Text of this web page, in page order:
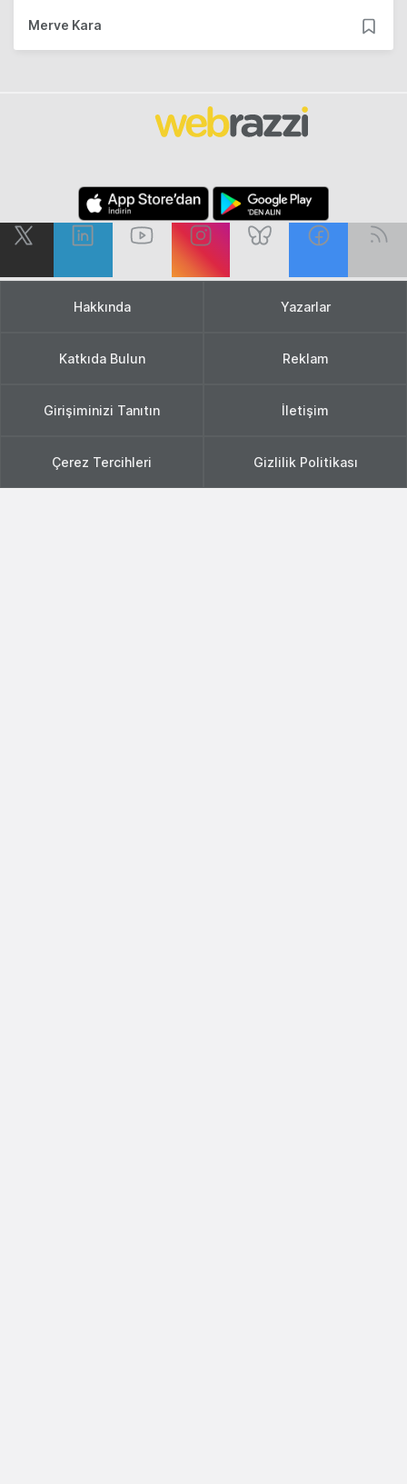
Merve Kara
Hakkında Yazarlar
Katkıda Bulun Reklam
Girişiminizi Tanıtın İletişim
Çerez Tercihleri Gizlilik Politikası